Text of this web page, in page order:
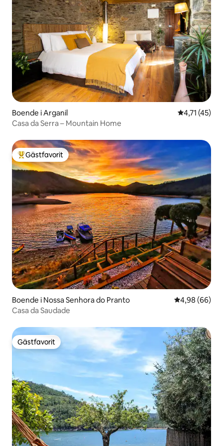
Boende i Arganil 4,71 av 5 i
4,71 (45)
Casa da Serra – Mountain Home
Populär gästfavorit
Gästfavorit
Boende i Nossa Senhora do Pranto 4,98 av 5 i
4,98 (66)
Casa da Saudade
Gästfavorit
Gästfavorit